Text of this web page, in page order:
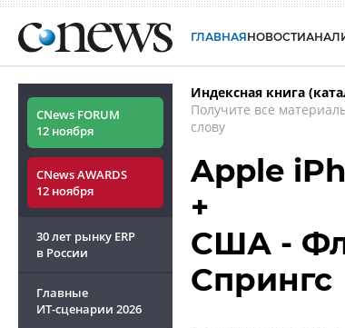
ГЛАВНАЯНОВОСТИ
CNews FORUM
12 ноября
CNews AWARDS
12 ноября
30 лет рынку ERP
в России
Главные
ИТ-сценарии 2026
Индексная книга
Получите все
слову
Apple
+
США -
Спрингс